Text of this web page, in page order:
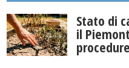
Stato di
il
procedure